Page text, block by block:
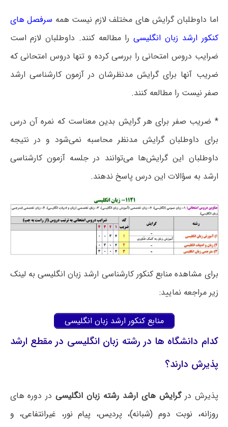
اما داوطلبان گرایش های مختلف لازم نیست همه سرفصل های
کنکور ارشد زبان انگلیسیرا مطالعه کنند. داوطلبان لازم است
ضرایب دروس امتحانی را بررسی کرده و تنها دروس امتحانی که
ضریب آنها برای گرایش مدنظرشان در آزمون کارشناسی ارشد
صفر نیست را مطالعه کنند.
* ضریب صفر برای هر گرایش بدین معناست که نمره آن درس
برای داوطلبان گرایش مدنظر محاسبه نمی‌شود و در نتیجه
داوطلبان این گرایش‌ها می‌توانند در جلسه آزمون کارشناسی
ارشد به سؤالات این درس پاسخ ندهند.
برای مشاهده منابع کنکور کارشناسی ارشد زبان انگلیسی به لینک
زیر مراجعه نمایید:
منابع کنکور ارشد زبان انگلیسی
کدام دانشگاه ها در رشته زبان انگلیسی در مقطع ارشد
پذیرش دارند؟
پذیرش درگرایش های ارشد رشته زبان انگلیسیدر دوره های
روزانه، نوبت دوم (شبانه)، پردیس، پیام نور، غیرانتفاعی، و